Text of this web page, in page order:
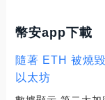
幣安app下載
隨著 ETH 被燒
以太坊